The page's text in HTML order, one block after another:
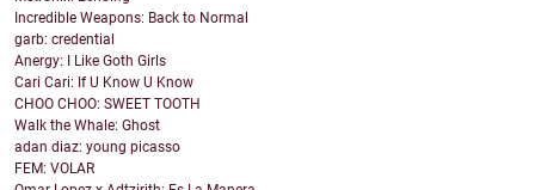
Incredible Weapons: Back to Normal
garb: credential
Anergy: I Like Goth Girls
Cari Cari: If U Know U Know
CHOO CHOO: SWEET TOOTH
Walk the Whale: Ghost
adan diaz: young picasso
FEM: VOLAR